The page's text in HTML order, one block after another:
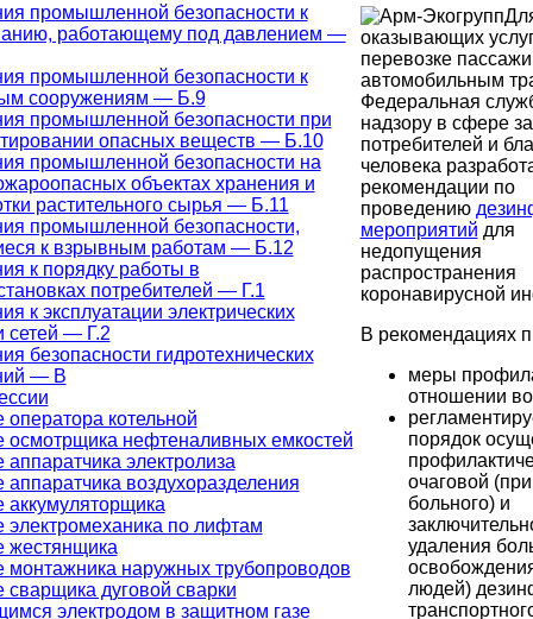
промышленной безопасности к
работающему под давлением —
промышленной безопасности к
сооружениям — Б.9
промышленной безопасности при
опасных веществ — Б.10
промышленной безопасности на
объектах хранения и
растительного сырья — Б.11
промышленной безопасности,
к взрывным работам — Б.12
к порядку работы в
потребителей — Г.1
к эксплуатации электрических
сетей — Г.2
безопасности гидротехнических
— В
оператора котельной
осмотрщика нефтеналивных емкостей
электролиза
воздухоразделения
аккумуляторщика
электромеханика по лифтам
жестянщика
монтажника наружных трубопроводов
сварщика дуговой сварки
электродом в защитном газе
оказывающих
перевозке
автомобильным
Федеральная
надзору в сфере
потребителей и
человека
рекомендации по
проведению
мероприятий для
недопущения
распространения
коронавирусной
В рекомендациях
меры
отношении
порядок
очаговой
больного) и
удаления
людей)